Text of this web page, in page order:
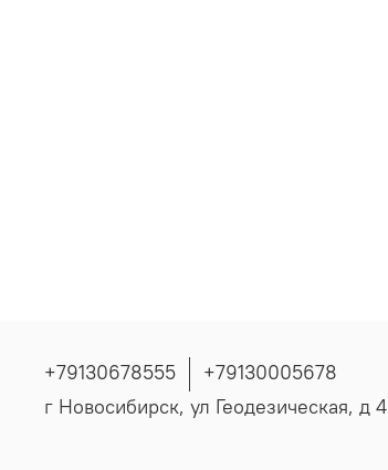
+79130678555
+79130005678
г Новосибирск, ул Геодезическая, д 4